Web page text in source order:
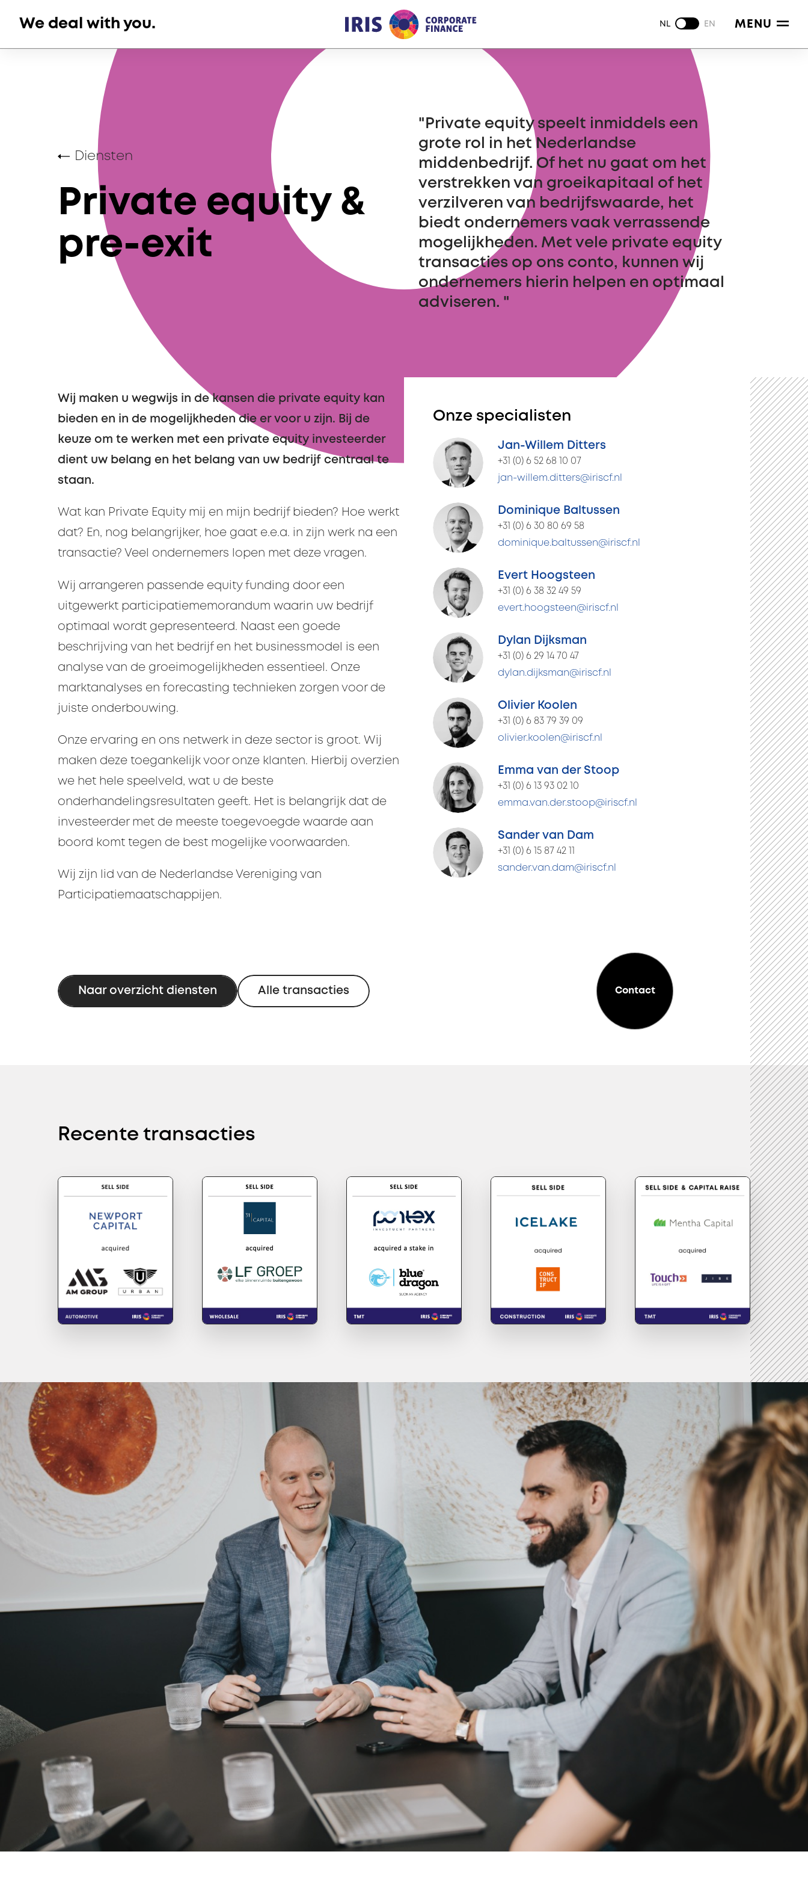
naar
de
We deal with you. NL EN MENU
Diensten
Private equity &
pre-exit
"Private equity speelt inmiddels een
grote rol in het Nederlandse
middenbedrijf. Of het nu gaat om het
verstrekken van groeikapitaal of het
verzilveren van bedrijfswaarde, het
biedt ondernemers vaak verrassende
mogelijkheden. Met vele private equity
transacties op ons conto, kunnen wij
ondernemers hierin helpen en optimaal
adviseren. "
Wij maken u wegwijs in de kansen die private equity kan
bieden en in de mogelijkheden die er voor u zijn. Bij de
keuze om te werken met een private equity investeerder
dient uw belang en het belang van uw bedrijf centraal te
staan.
Wat kan Private Equity mij en mijn bedrijf bieden? Hoe werkt
dat? En, nog belangrijker, hoe gaat e.e.a. in zijn werk na een
transactie? Veel ondernemers lopen met deze vragen.
Wij arrangeren passende equity funding door een
uitgewerkt participatiememorandum waarin uw bedrijf
optimaal wordt gepresenteerd. Naast een goede
beschrijving van het bedrijf en het businessmodel is een
analyse van de groeimogelijkheden essentieel. Onze
marktanalyses en forecasting technieken zorgen voor de
juiste onderbouwing.
Onze ervaring en ons netwerk in deze sector is groot. Wij
maken deze toegankelijk voor onze klanten. Hierbij overzien
we het hele speelveld, wat u de beste
onderhandelingsresultaten geeft. Het is belangrijk dat de
investeerder met de meeste toegevoegde waarde aan
boord komt tegen de best mogelijke voorwaarden.
Wij zijn lid van de Nederlandse Vereniging van
Participatiemaatschappijen.
Onze specialisten
Jan-Willem Ditters
+31 (0) 6 52 68 10 07
jan-willem.ditters@iriscf.nl
Dominique Baltussen
+31 (0) 6 30 80 69 58
dominique.baltussen@iriscf.nl
Evert Hoogsteen
+31 (0) 6 38 32 49 59
evert.hoogsteen@iriscf.nl
Dylan Dijksman
+31 (0) 6 29 14 70 47
dylan.dijksman@iriscf.nl
Olivier Koolen
+31 (0) 6 83 79 39 09
olivier.koolen@iriscf.nl
Emma van der Stoop
+31 (0) 6 13 93 02 10
emma.van.der.stoop@iriscf.nl
Sander van Dam
+31 (0) 6 15 87 42 11
sander.van.dam@iriscf.nl
Naar overzicht diensten Alle transacties Contact
Recente transacties